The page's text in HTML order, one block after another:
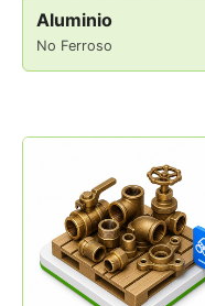
Aluminio
No Ferroso